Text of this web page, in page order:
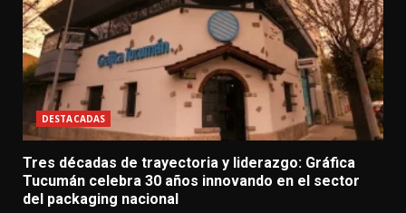
DESTACADAS
Tres décadas de trayectoria y liderazgo: Gráfica
Tucumán celebra 30 años innovando en el sector
del packaging nacional